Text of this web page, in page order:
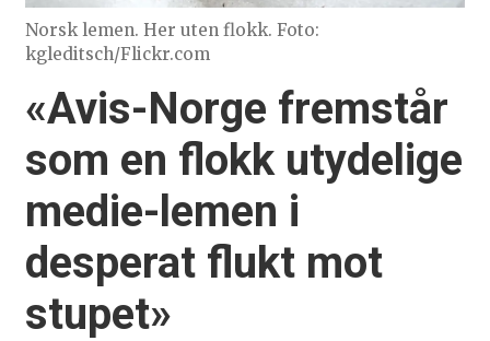
Norsk lemen. Her uten flokk. Foto:
kgleditsch/Flickr.com
«Avis-Norge fremstår
som en flokk utydelige
medie-lemen i
desperat flukt mot
stupet»